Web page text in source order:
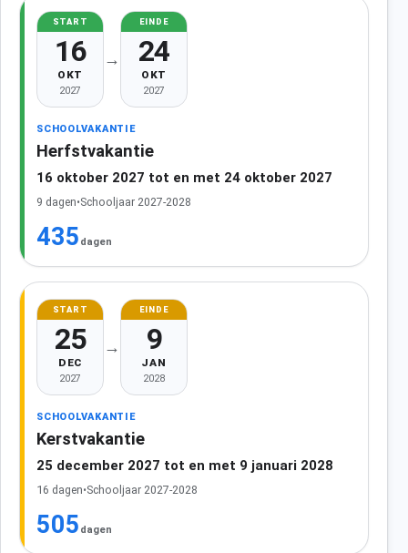
START
16
OKT
2027
→
EINDE
24
OKT
2027
SCHOOLVAKANTIE
Herfstvakantie
16 oktober 2027 tot en met 24 oktober 2027
9 dagen•Schooljaar 2027-2028
435 dagen
START
25
DEC
2027
→
EINDE
9
JAN
2028
SCHOOLVAKANTIE
Kerstvakantie
25 december 2027 tot en met 9 januari 2028
16 dagen•Schooljaar 2027-2028
505 dagen